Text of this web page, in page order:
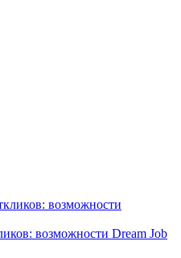
возможности Dream Job